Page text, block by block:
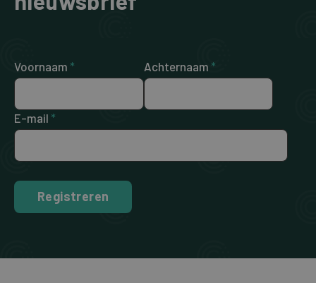
Voornaam * Achternaam *
E-mail *
Registreren